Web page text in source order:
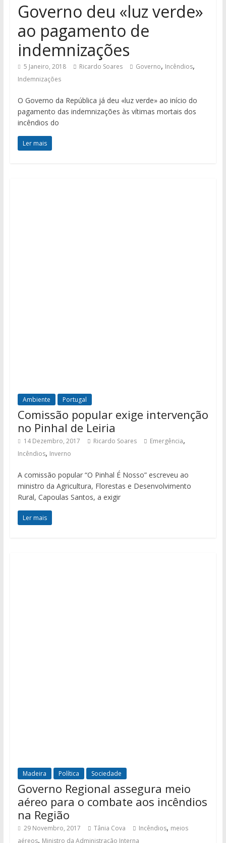
Governo deu «luz verde»
ao pagamento de
indemnizações
5 Janeiro, 2018 Ricardo Soares Governo, Incêndios,
Indemnizações
O Governo da República já deu «luz verde» ao início do
pagamento das indemnizações às vítimas mortais dos
incêndios do
Ler mais
Ambiente Portugal
Comissão popular exige intervenção
no Pinhal de Leiria
14 Dezembro, 2017 Ricardo Soares Emergência,
Incêndios, Inverno
A comissão popular “O Pinhal É Nosso” escreveu ao
ministro da Agricultura, Florestas e Desenvolvimento
Rural, Capoulas Santos, a exigir
Ler mais
Madeira Política Sociedade
Governo Regional assegura meio
aéreo para o combate aos incêndios
na Região
29 Novembro, 2017 Tânia Cova Incêndios, meios
aéreos, Ministro da Administração Interna